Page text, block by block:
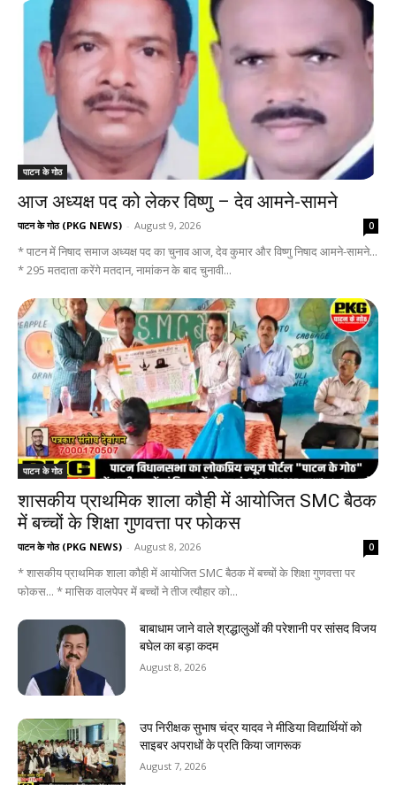
पाटन के गोठ
आज अध्यक्ष पद को लेकर विष्णु – देव आमने-सामने
पाटन के गोठ (PKG NEWS) - August 9, 2026 0
* पाटन में निषाद समाज अध्यक्ष पद का चुनाव आज, देव कुमार और विष्णु निषाद आमने-सामने...
* 295 मतदाता करेंगे मतदान, नामांकन के बाद चुनावी...
पाटन के गोठ
शासकीय प्राथमिक शाला कौही में आयोजित SMC बैठक
में बच्चों के शिक्षा गुणवत्ता पर फोकस
पाटन के गोठ (PKG NEWS) - August 8, 2026 0
* शासकीय प्राथमिक शाला कौही में आयोजित SMC बैठक में बच्चों के शिक्षा गुणवत्ता पर
फोकस... * मासिक वालपेपर में बच्चों ने तीज त्यौहार को...
बाबाधाम जाने वाले श्रद्धालुओं की परेशानी पर सांसद विजय
बघेल का बड़ा कदम
August 8, 2026
उप निरीक्षक सुभाष चंद्र यादव ने मीडिया विद्यार्थियों को
साइबर अपराधों के प्रति किया जागरूक
August 7, 2026